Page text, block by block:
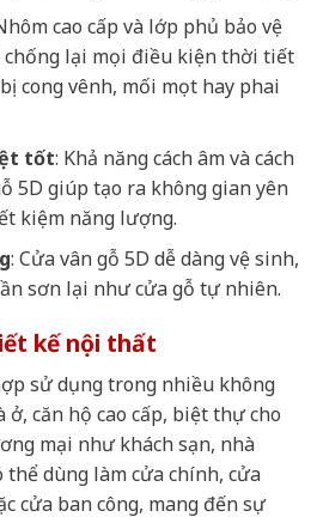
cao cấp và lớp phủ bảo vệ
chống lại mọi điều kiện thời tiết
cong vênh, mối mọt hay phai
tốt: Khả năng cách âm và cách
5D giúp tạo ra không gian yên
kiệm năng lượng.
: Cửa vân gỗ 5D dễ dàng vệ sinh,
sơn lại như cửa gỗ tự nhiên.
kế nội thất
sử dụng trong nhiều không
căn hộ cao cấp, biệt thự cho
mại như khách sạn, nhà
thể dùng làm cửa chính, cửa
cửa ban công, mang đến sự